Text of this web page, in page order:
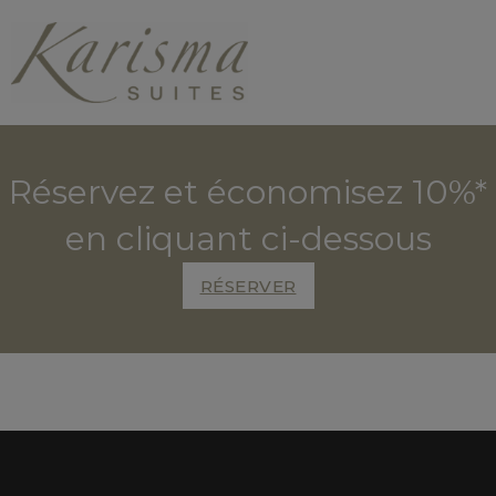
Réservez et économisez 10%*
en cliquant ci-dessous
RÉSERVER